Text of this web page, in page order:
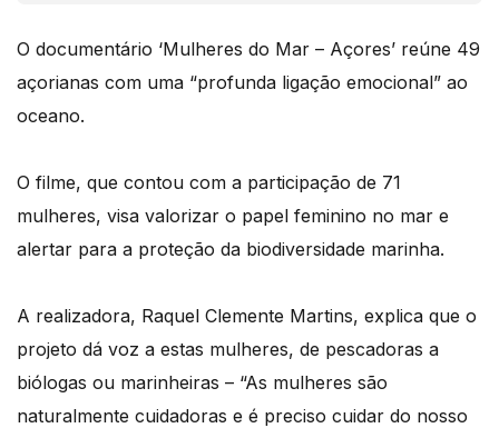
O documentário ‘Mulheres do Mar – Açores’ reúne 49
açorianas com uma “profunda ligação emocional” ao
oceano.
O filme, que contou com a participação de 71
mulheres, visa valorizar o papel feminino no mar e
alertar para a proteção da biodiversidade marinha.
A realizadora, Raquel Clemente Martins, explica que o
projeto dá voz a estas mulheres, de pescadoras a
biólogas ou marinheiras – “As mulheres são
naturalmente cuidadoras e é preciso cuidar do nosso